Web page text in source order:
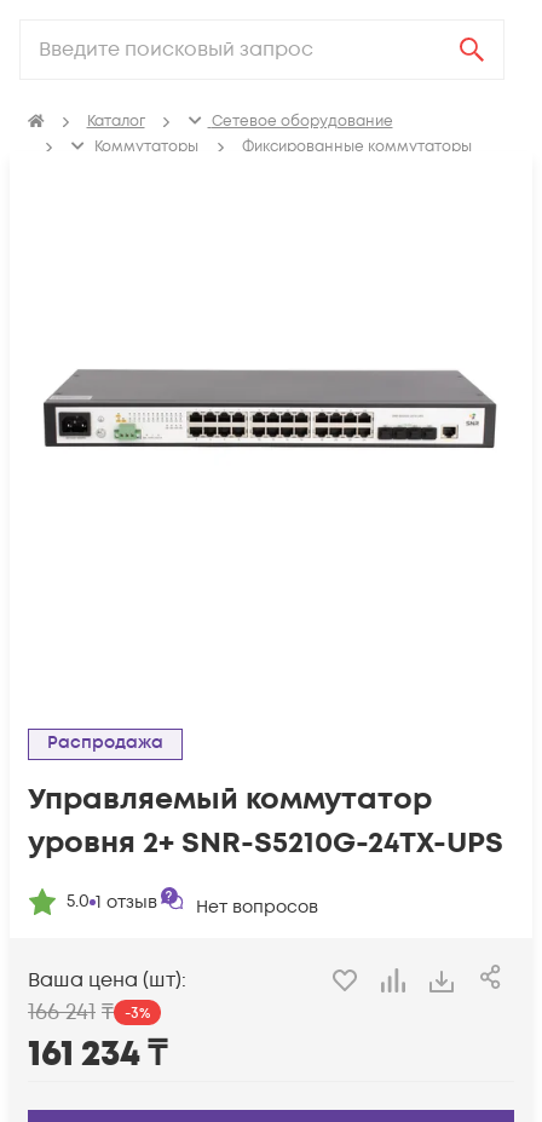
Каталог
Сетевое оборудование
Коммутаторы
Фиксированные коммутаторы
Распродажа
Управляемый коммутатор
уровня 2+ SNR-S5210G-24TX-UPS
5.0 1 отзыв Нет вопросов
Ваша цена (шт):
166 241 ₸ -3%
161 234₸